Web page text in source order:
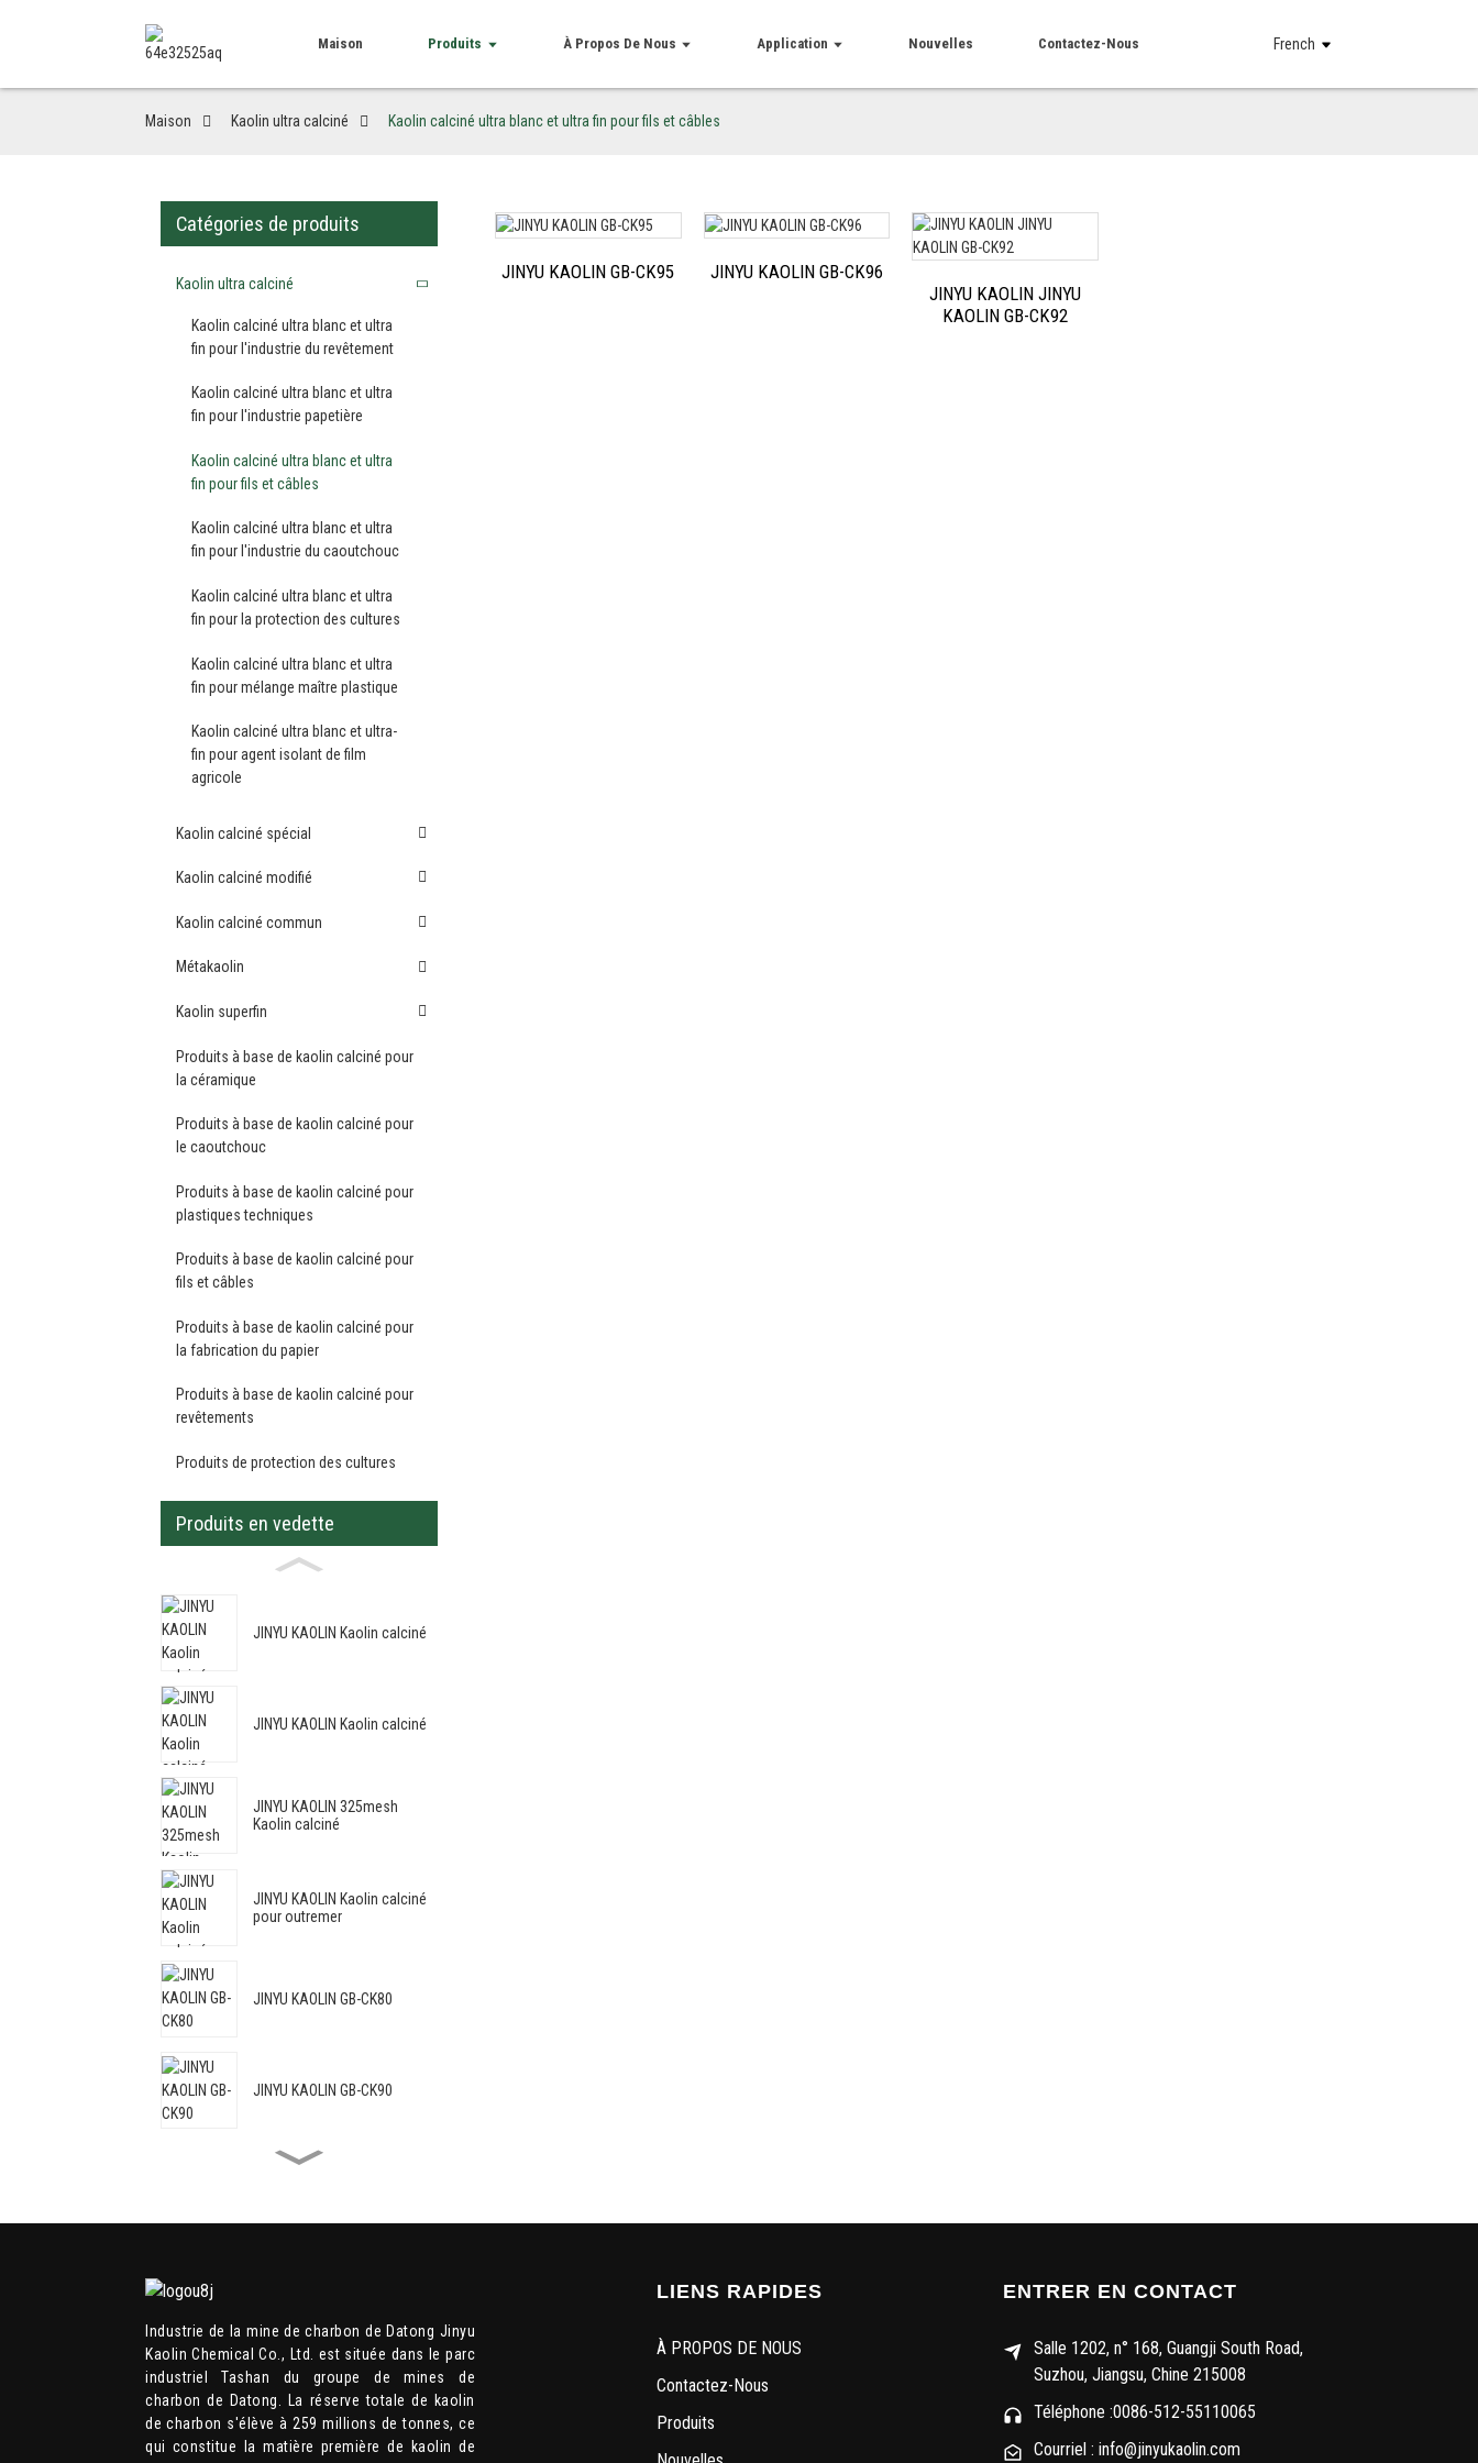
Maison Produits À Propos De Nous Application Nouvelles Contactez-Nous French
Maison Kaolin ultra calciné Kaolin calciné ultra blanc et ultra fin pour fils et câbles
Catégories de produits
Kaolin ultra calciné
Kaolin calciné ultra blanc et ultra
fin pour l'industrie du revêtement
Kaolin calciné ultra blanc et ultra
fin pour l'industrie papetière
Kaolin calciné ultra blanc et ultra
fin pour fils et câbles
Kaolin calciné ultra blanc et ultra
fin pour l'industrie du caoutchouc
Kaolin calciné ultra blanc et ultra
fin pour la protection des cultures
Kaolin calciné ultra blanc et ultra
fin pour mélange maître plastique
Kaolin calciné ultra blanc et ultra-
fin pour agent isolant de film
agricole
Kaolin calciné spécial
Kaolin calciné modifié
Kaolin calciné commun
Métakaolin
Kaolin superfin
Produits à base de kaolin calciné pour
la céramique
Produits à base de kaolin calciné pour
le caoutchouc
Produits à base de kaolin calciné pour
plastiques techniques
Produits à base de kaolin calciné pour
fils et câbles
Produits à base de kaolin calciné pour
la fabrication du papier
Produits à base de kaolin calciné pour
revêtements
Produits de protection des cultures
Produits en vedette
JINYU KAOLIN Kaolin calciné
JINYU KAOLIN Kaolin calciné
JINYU KAOLIN 325mesh
Kaolin calciné
JINYU KAOLIN Kaolin calciné
pour outremer
JINYU KAOLIN GB-CK80
JINYU KAOLIN GB-CK90
JINYU KAOLIN GB-HRM98
JINYU KAOLIN GB-CKP107
JINYU KAOLIN GB-CK95
JINYU KAOLIN GB-CK96
JINYU KAOLIN JINYU
KAOLIN GB-CK92
Industrie de la mine de charbon de Datong Jinyu
Kaolin Chemical Co., Ltd. est située dans le parc
industriel Tashan du groupe de mines de
charbon de Datong. La réserve totale de kaolin
de charbon s'élève à 259 millions de tonnes, ce
qui constitue la matière première de kaolin de
LIENS RAPIDES
À PROPOS DE NOUS
Contactez-Nous
Produits
ENTRER EN CONTACT
Salle 1202, n° 168, Guangji South Road,
Suzhou, Jiangsu, Chine 215008
Téléphone :0086-512-55110065
Courriel : info@jinyukaolin.com